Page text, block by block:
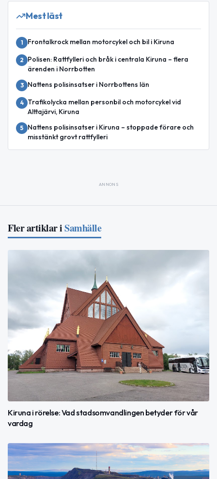
Mest läst
1 Frontalkrock mellan motorcykel och bil i Kiruna
2
Polisen: Rattfylleri och bråk i centrala Kiruna – flera
ärenden i Norrbotten
3 Nattens polisinsatser i Norrbottens län
4
Trafikolycka mellan personbil och motorcykel vid
Alttajärvi, Kiruna
5
Nattens polisinsatser i Kiruna – stoppade förare och
misstänkt grovt rattfylleri
ANNONS
Fler artiklar iSamhälle
Kiruna i rörelse: Vad stadsomvandlingen betyder för vår
vardag